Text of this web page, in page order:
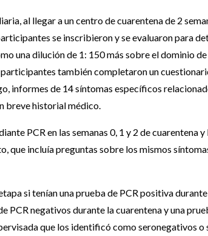
al llegar a un centro de cuarentena de 2
se inscribieron y se evaluaron para
una dilución de 1: 150 más sobre el dominio
también completaron un
informes de 14 síntomas específicos
breve historial médico.
PCR en las semanas 0, 1 y 2 de cuarentena
que incluía preguntas sobre los mismos
si tenían una prueba de PCR positiva
PCR negativos durante la cuarentena y una
que los identificó como seronegativos o